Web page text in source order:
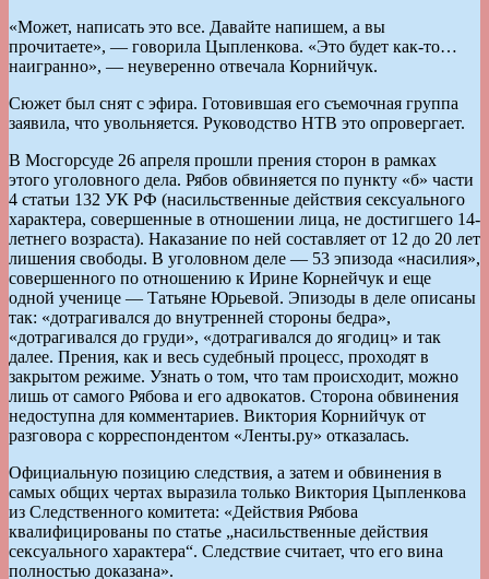
«Может, написать это все. Давайте напишем, а вы
прочитаете», — говорила Цыпленкова. «Это будет как-то…
наигранно», — неуверенно отвечала Корнийчук.
Сюжет был снят с эфира. Готовившая его съемочная группа
заявила, что увольняется. Руководство НТВ это опровергает.
В Мосгорсуде 26 апреля прошли прения сторон в рамках
этого уголовного дела. Рябов обвиняется по пункту «б» части
4 статьи 132 УК РФ (насильственные действия сексуального
характера, совершенные в отношении лица, не достигшего 14-
летнего возраста). Наказание по ней составляет от 12 до 20 лет
лишения свободы. В уголовном деле — 53 эпизода «насилия»,
совершенного по отношению к Ирине Корнейчук и еще
одной ученице — Татьяне Юрьевой. Эпизоды в деле описаны
так: «дотрагивался до внутренней стороны бедра»,
«дотрагивался до груди», «дотрагивался до ягодиц» и так
далее. Прения, как и весь судебный процесс, проходят в
закрытом режиме. Узнать о том, что там происходит, можно
лишь от самого Рябова и его адвокатов. Сторона обвинения
недоступна для комментариев. Виктория Корнийчук от
разговора с корреспондентом «Ленты.ру» отказалась.
Официальную позицию следствия, а затем и обвинения в
самых общих чертах выразила только Виктория Цыпленкова
из Следственного комитета: «Действия Рябова
квалифицированы по статье „насильственные действия
сексуального характера“. Следствие считает, что его вина
полностью доказана».